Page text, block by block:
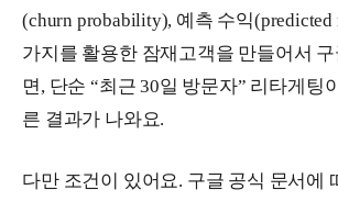
(churn probability), 예측 수익(predicted
가지를 활용한 잠재고객을 만들어서
면, 단순 “최근 30일 방문자” 리타게팅
른 결과가 나와요.
다만 조건이 있어요. 구글 공식 문서에